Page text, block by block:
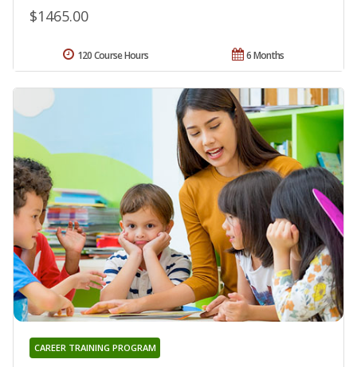
$1465.00
6 Months
120 Course Hours
CAREER TRAINING PROGRAM